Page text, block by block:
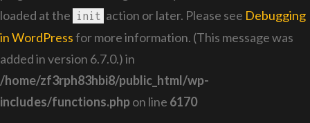
loaded at the
init action or later. Please see Debugging
in WordPressfor more information. (This message was
added in version 6.7.0.) in
/home/zf3rph83hbi8/public_html/wp-
includes/functions.phpon line 6170